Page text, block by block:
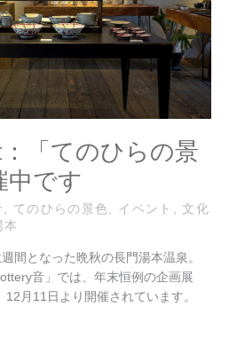
「てのひらの景
中です
てのひらの景色 イベント
文化
本
間となった晩秋の長門湯本温泉。
音」では、年末恒例の企画展
12月11日より開催されています。